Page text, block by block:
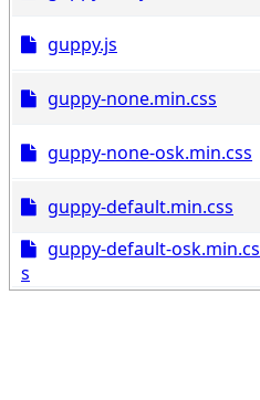
guppy.js
guppy-none.min.css
guppy-none-osk.min.css
guppy-default.min.css
guppy-default-osk.min.cs
s